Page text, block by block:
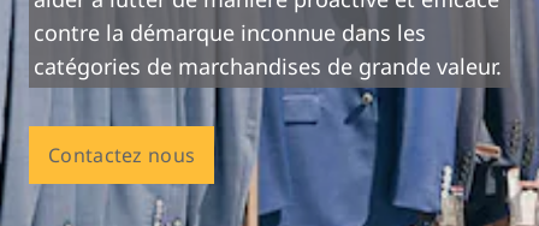
contre la démarque inconnue dans les
catégories de marchandises de grande valeur.
Contactez nous